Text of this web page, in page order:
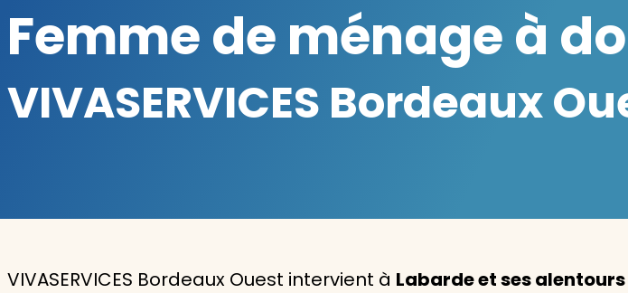
Repassage
Jardin
Aide à la personne
Femme de ménage à
VIVASERVICES Bordeaux
VIVASERVICES Bordeaux Ouest intervient à Labarde et ses alentours